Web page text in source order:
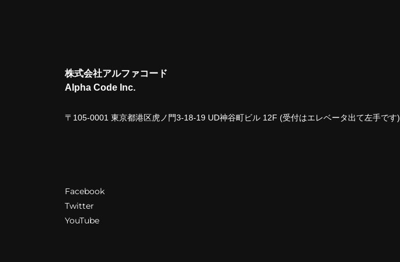
株式会社アルファコード
Alpha Code Inc.
〒105-0001 東京都港区虎ノ門3-18-19 UD神谷町ビル 12F (受付はエレベータ出て左手です)
Facebook
Twitter
YouTube